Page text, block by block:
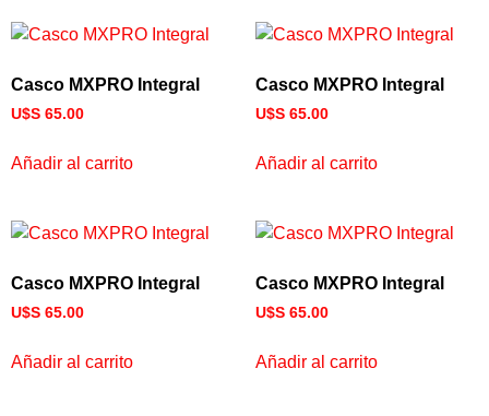
Casco MXPRO Integral
U$S 65.00
Añadir al carrito
Casco MXPRO Integral
U$S 65.00
Añadir al carrito
Casco MXPRO Integral
U$S 65.00
Añadir al carrito
Casco MXPRO Integral
U$S 65.00
Añadir al carrito